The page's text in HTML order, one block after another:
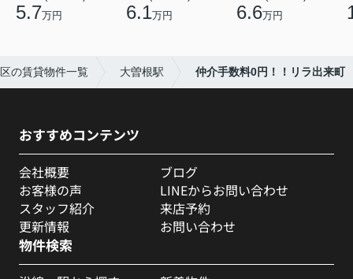
5.7万円 6.1万円 6.6万円
の賃貸物件一覧 大曽根駅 仲介手数料0円！！リラ出来町
おすすめコンテンツ
会社概要
お客様の声
スタッフ紹介
更新情報
ブログ
LINEからお問い合わせ
来店予約
お問い合わせ
物件検索